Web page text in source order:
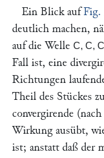
Ein Blick aufFig.
deutlich machen,
auf die Welle C, C, C
Fall ist, eine
Richtungen
Theil des Stückes
convergirende
Wirkung ausübt,
ist; anstatt daß der